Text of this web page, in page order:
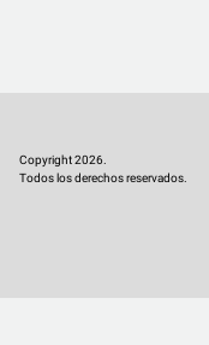
Copyright 2026.
Todos los derechos reservados.